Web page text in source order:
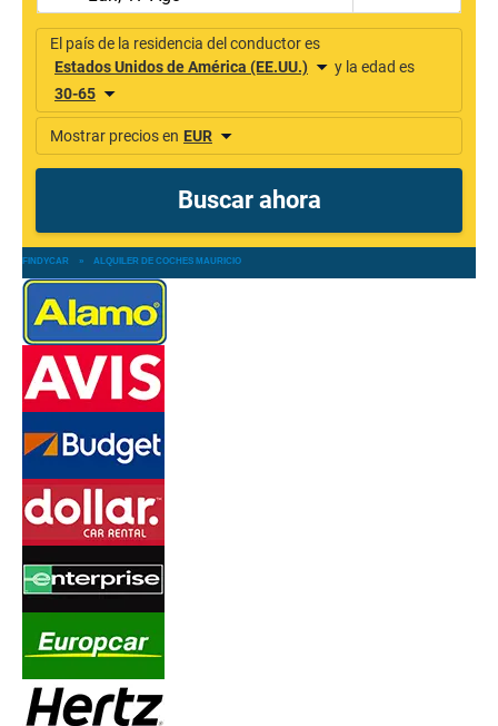
FINDYCAR » ALQUILER DE COCHES MAURICIO